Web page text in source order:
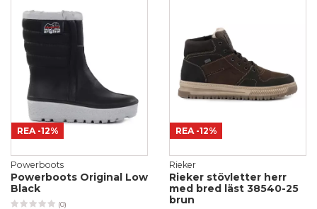
REA -12%
Powerboots
Powerboots Original Low
Black
(0)
REA -12%
Rieker
Rieker stövletter herr
med bred läst 38540-25
brun